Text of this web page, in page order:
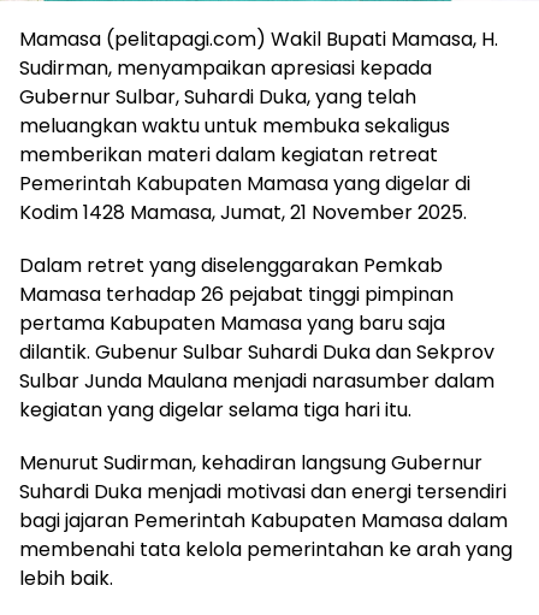
Mamasa (pelitapagi.com) Wakil Bupati Mamasa, H.
Sudirman, menyampaikan apresiasi kepada
Gubernur Sulbar, Suhardi Duka, yang telah
meluangkan waktu untuk membuka sekaligus
memberikan materi dalam kegiatan retreat
Pemerintah Kabupaten Mamasa yang digelar di
Kodim 1428 Mamasa, Jumat, 21 November 2025.
Dalam retret yang diselenggarakan Pemkab
Mamasa terhadap 26 pejabat tinggi pimpinan
pertama Kabupaten Mamasa yang baru saja
dilantik. Gubenur Sulbar Suhardi Duka dan Sekprov
Sulbar Junda Maulana menjadi narasumber dalam
kegiatan yang digelar selama tiga hari itu.
Menurut Sudirman, kehadiran langsung Gubernur
Suhardi Duka menjadi motivasi dan energi tersendiri
bagi jajaran Pemerintah Kabupaten Mamasa dalam
membenahi tata kelola pemerintahan ke arah yang
lebih baik.